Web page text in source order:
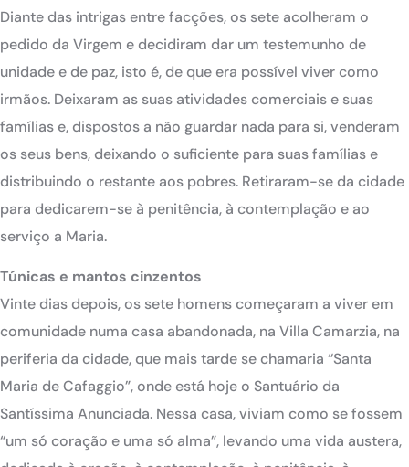
Diante das intrigas entre facções, os sete acolheram o
pedido da Virgem e decidiram dar um testemunho de
unidade e de paz, isto é, de que era possível viver como
irmãos. Deixaram as suas atividades comerciais e suas
famílias e, dispostos a não guardar nada para si, venderam
os seus bens, deixando o suficiente para suas famílias e
distribuindo o restante aos pobres. Retiraram-se da cidade
para dedicarem-se à penitência, à contemplação e ao
serviço a Maria.
Túnicas e mantos cinzentos
Vinte dias depois, os sete homens começaram a viver em
comunidade numa casa abandonada, na Villa Camarzia, na
periferia da cidade, que mais tarde se chamaria “Santa
Maria de Cafaggio”, onde está hoje o Santuário da
Santíssima Anunciada. Nessa casa, viviam como se fossem
“um só coração e uma só alma”, levando uma vida austera,